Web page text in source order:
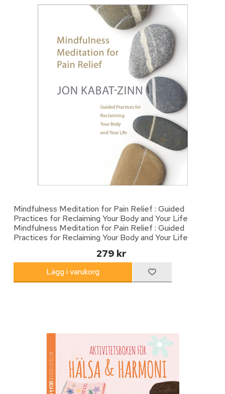
Mindfulness Meditation for Pain Relief : Guided
Practices for Reclaiming Your Body and Your Life
Mindfulness Meditation for Pain Relief : Guided
Practices for Reclaiming Your Body and Your Life
279 kr